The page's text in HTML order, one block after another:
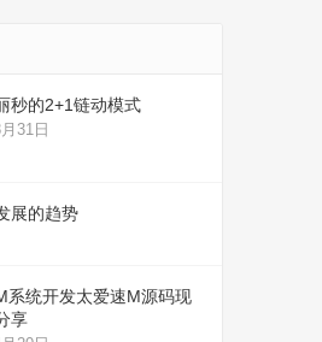
秒的2+1链动模式
31日
展的趋势
系统开发太爱速M源码现
享